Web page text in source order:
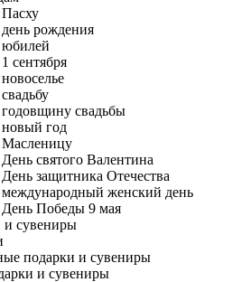
рождения
сентября
свадьбы
год
святого Валентина
защитника Отечества
женский день
Победы 9 мая
и сувениры
подарки и сувениры
и сувениры